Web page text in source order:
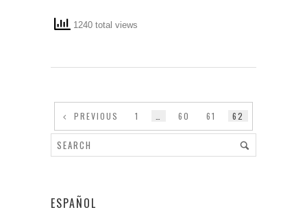
1240 total views
PREVIOUS 1 60 61 62
ESPAÑOL